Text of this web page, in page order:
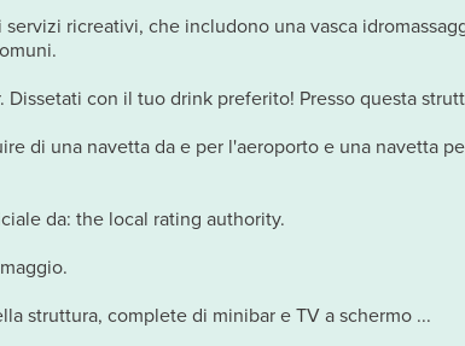
ricreativi, che includono una vasca
con il tuo drink preferito! Presso questa
di una navetta da e per l'aeroporto e una navetta
da: the local rating authority.
struttura, complete di minibar e TV a schermo ...